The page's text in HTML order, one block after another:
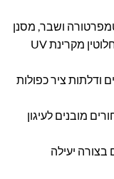
טמפרטורה ושבר, מסנן
82% מהאור הטבעי לפיזור אור אחיד ומגן לחלוטין מקרינת UV
ודלתות ציר כפולות
מובנים לעיגון
בצורה יעילה